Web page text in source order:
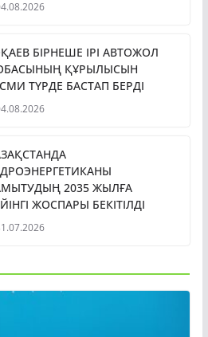
БІРНЕШЕ ІРІ АВТОЖОЛ
ҚҰРЫЛЫСЫН
ТҮРДЕ БАСТАП БЕРДІ
2035 ЖЫЛҒА
ЖОСПАРЫ БЕКІТІЛДІ